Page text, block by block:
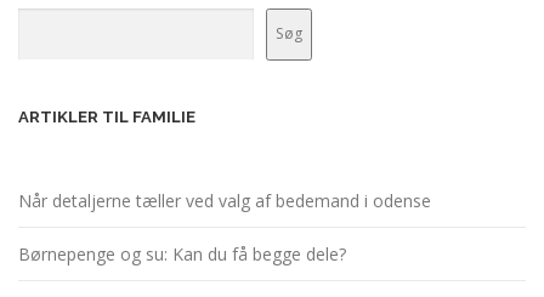
Søg
ARTIKLER TIL FAMILIE
Når detaljerne tæller ved valg af bedemand i odense
Børnepenge og su: Kan du få begge dele?